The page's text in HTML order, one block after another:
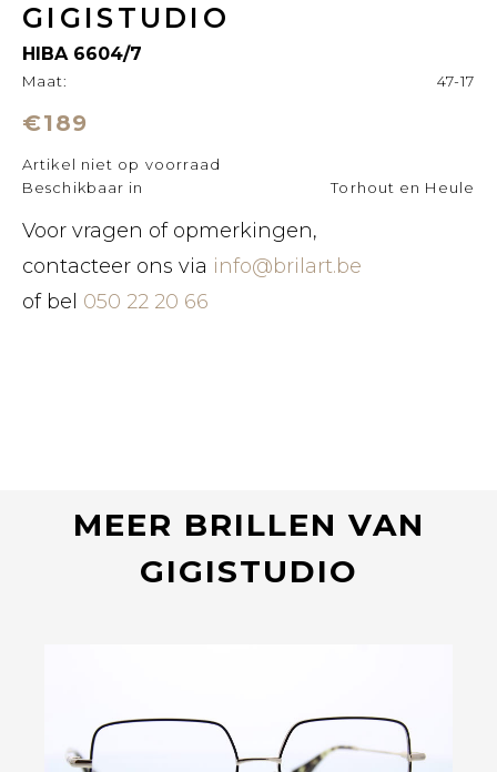
GIGISTUDIO
HIBA 6604/7
Maat: 47-17
€189
Artikel niet op voorraad
Beschikbaar in
Torhout en Heule
Voor vragen of opmerkingen,
contacteer ons via info@brilart.be
of bel 050 22 20 66
MEER BRILLEN VAN
GIGISTUDIO